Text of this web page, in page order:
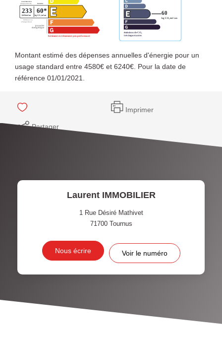
Montant estimé des dépenses annuelles d'énergie pour un
usage standard entre 4580€ et 6240€. Pour la date de
référence 01/01/2021.
Imprimer
Partager
Laurent IMMOBILIER
1 Rue Désiré Mathivet
71700 Tournus
Nous écrire Voir le numéro